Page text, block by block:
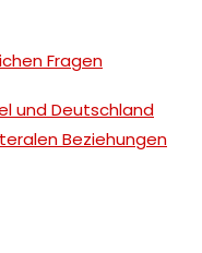
Fragen
und Deutschland
Beziehungen